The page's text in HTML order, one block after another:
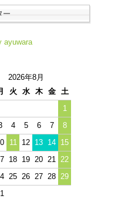
ayuwara
2026年8月
火 水 木 金
土
1
4 5 6 7
8
11 12 13 14 15
18 19 20 21
22
25 26 27 28 29